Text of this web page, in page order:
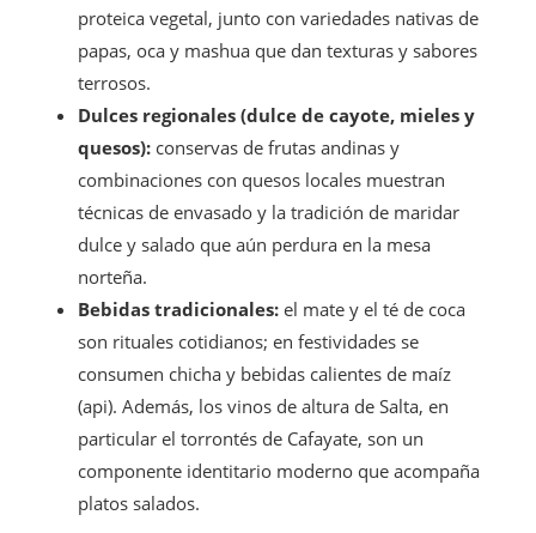
proteica vegetal, junto con variedades nativas de
papas, oca y mashua que dan texturas y sabores
terrosos.
Dulces regionales (dulce de cayote, mieles y
quesos): conservas de frutas andinas y
combinaciones con quesos locales muestran
técnicas de envasado y la tradición de maridar
dulce y salado que aún perdura en la mesa
norteña.
Bebidas tradicionales: el mate y el té de coca
son rituales cotidianos; en festividades se
consumen chicha y bebidas calientes de maíz
(api). Además, los vinos de altura de Salta, en
particular el torrontés de Cafayate, son un
componente identitario moderno que acompaña
platos salados.